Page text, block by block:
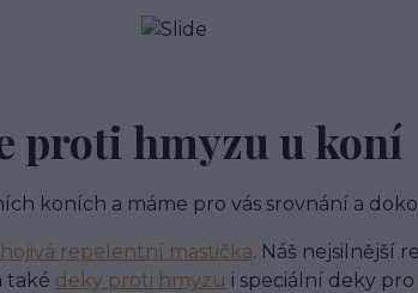
proti hmyzu u koní
koních a máme pro vás srovnání a
repelentní mastička. Náš nejsilnější
také deky proti hmyzu i speciální deky pro